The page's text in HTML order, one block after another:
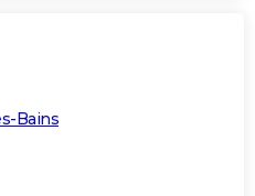
Bains